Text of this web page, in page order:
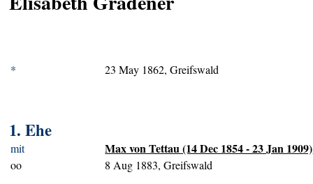
* 23 May 1862, Greifswald
1. Ehe
mit Max von Tettau (14 Dec 1854 - 23 Jan 1909)
oo 8 Aug 1883, Greifswald